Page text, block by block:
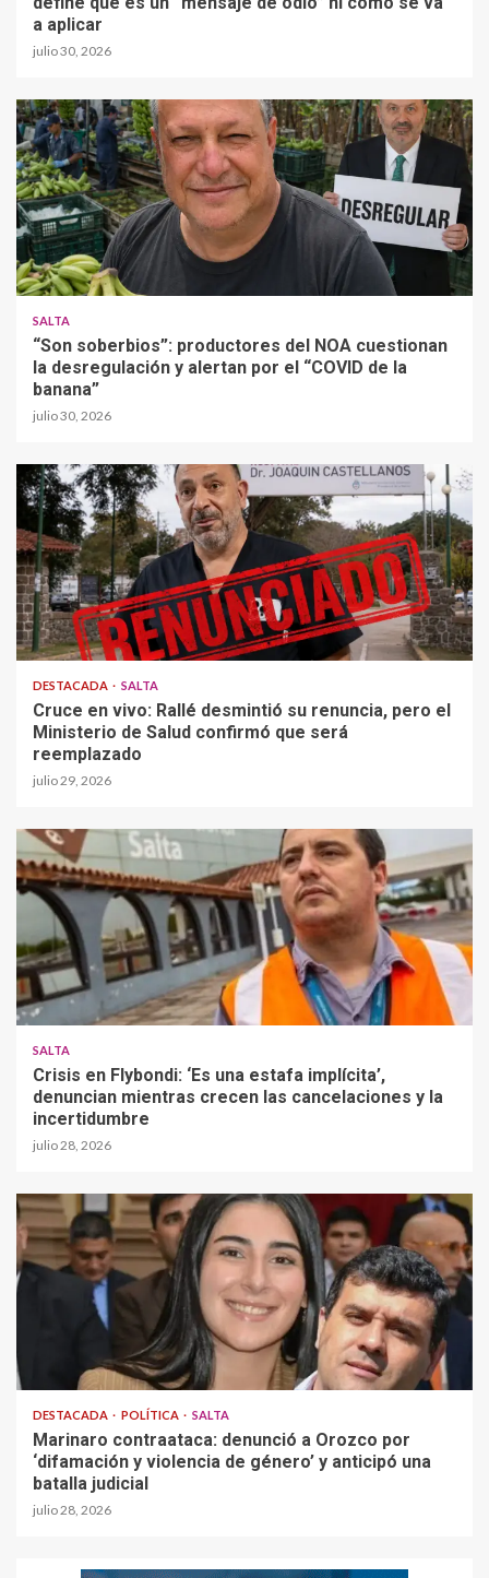
a aplicar
julio 30, 2026
SALTA
“Son soberbios”: productores del NOA cuestionan
la desregulación y alertan por el “COVID de la
banana”
julio 30, 2026
DESTACADA SALTA
Cruce en vivo: Rallé desmintió su renuncia, pero el
Ministerio de Salud confirmó que será
reemplazado
julio 29, 2026
SALTA
Crisis en Flybondi: ‘Es una estafa implícita’,
denuncian mientras crecen las cancelaciones y la
incertidumbre
julio 28, 2026
DESTACADA POLÍTICA SALTA
Marinaro contraataca: denunció a Orozco por
‘difamación y violencia de género’ y anticipó una
batalla judicial
julio 28, 2026